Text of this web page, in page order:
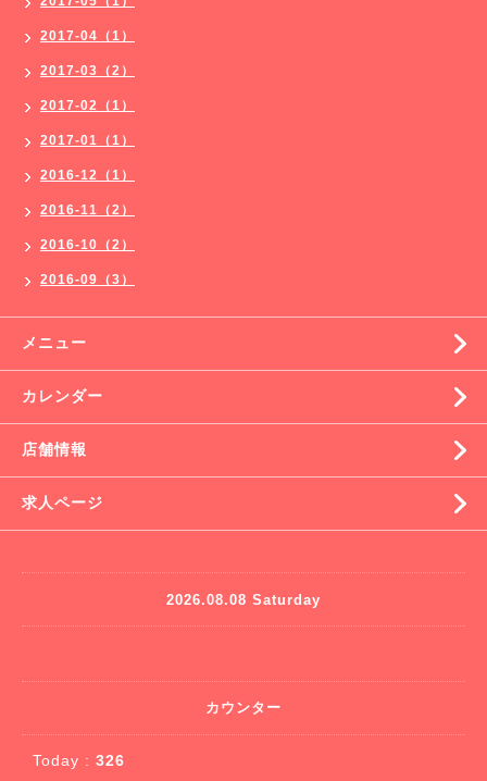
2017-04（1）
2017-03（2）
2017-02（1）
2017-01（1）
2016-12（1）
2016-11（2）
2016-10（2）
2016-09（3）
メニュー
カレンダー
店舗情報
求人ページ
2026.08.08 Saturday
カウンター
Today : 326